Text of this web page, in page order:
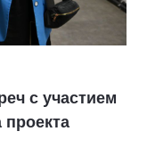
с участием